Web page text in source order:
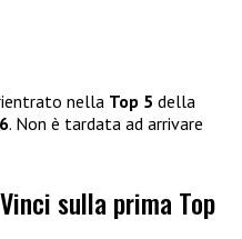
nella Top 5 della
. Non è tardata ad arrivare
sulla prima Top